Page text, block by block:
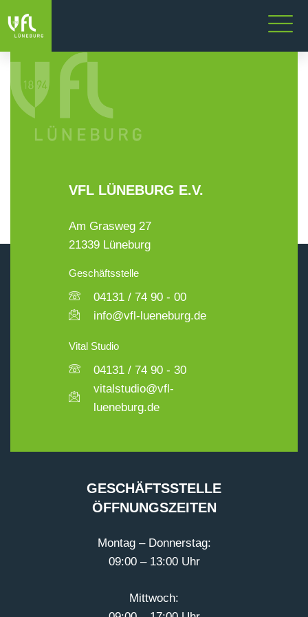
VFL LÜNEBURG E.V.
Am Grasweg 27
21339 Lüneburg
Geschäftsstelle
04131 / 74 90 - 00
info@vfl-lueneburg.de
Vital Studio
04131 / 74 90 - 30
vitalstudio@vfl-
lueneburg.de
GESCHÄFTSSTELLE
ÖFFNUNGSZEITEN
Montag – Donnerstag:
09:00 – 13:00 Uhr
Mittwoch: